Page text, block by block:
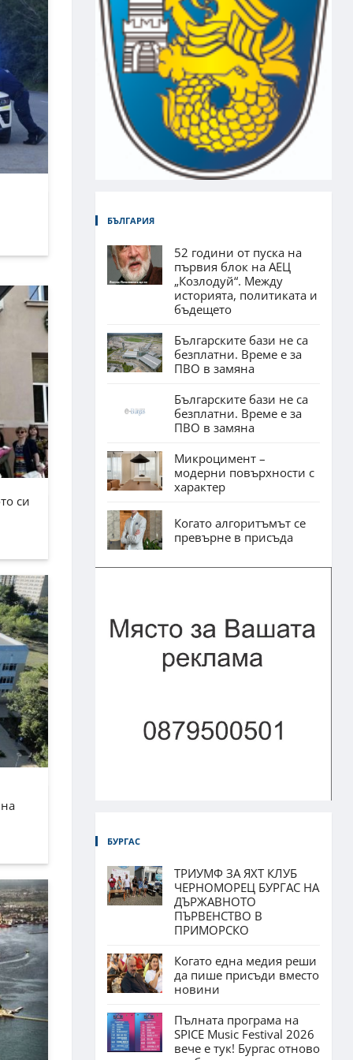
си
БЪЛГАРИЯ
52 години от пуска на
първия блок на АЕЦ
„Козлодуй“. Между
историята, политиката и
бъдещето
Българските бази не са
безплатни. Време е за
ПВО в замяна
Българските бази не са
безплатни. Време е за
ПВО в замяна
Микроцимент –
модерни повърхности с
характер
Когато алгоритъмът се
превърне в присъда
БУРГАС
ТРИУМФ ЗА ЯХТ КЛУБ
ЧЕРНОМОРЕЦ БУРГАС НА
ДЪРЖАВНОТО
ПЪРВЕНСТВО В
ПРИМОРСКО
Когато една медия реши
да пише присъди вместо
новини
Пълната програма на
SPICE Music Festival 2026
вече е тук! Бургас отново